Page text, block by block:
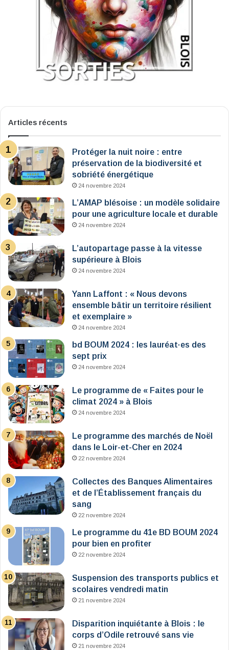
Articles récents
Protéger la nuit noire : entre
préservation de la biodiversité et
sobriété énergétique
24 novembre 2024
L’AMAP blésoise : un modèle solidaire
pour une agriculture locale et durable
24 novembre 2024
L’autopartage passe à la vitesse
supérieure à Blois
24 novembre 2024
Yann Laffont : « Nous devons
ensemble bâtir un territoire résilient
et exemplaire »
24 novembre 2024
bd BOUM 2024 : les lauréat·es des
sept prix
24 novembre 2024
Le programme de « Faites pour le
climat 2024 » à Blois
24 novembre 2024
Le programme des marchés de Noël
dans le Loir-et-Cher en 2024
22 novembre 2024
Collectes des Banques Alimentaires
et de l’Établissement français du
sang
22 novembre 2024
Le programme du 41e BD BOUM 2024
pour bien en profiter
22 novembre 2024
Suspension des transports publics et
scolaires vendredi matin
21 novembre 2024
Disparition inquiétante à Blois : le
corps d’Odile retrouvé sans vie
21 novembre 2024